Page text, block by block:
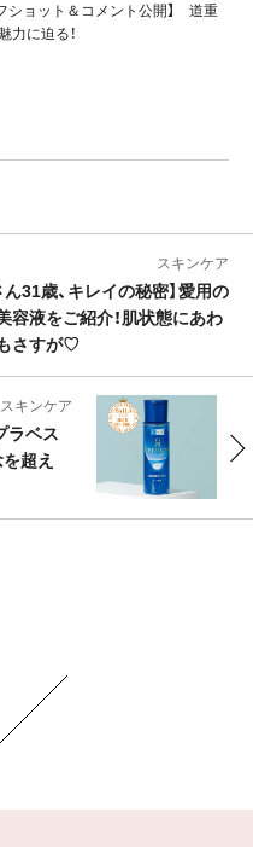
ショット＆コメント公開】 道重
力に迫る！
スキンケア
ん31歳、キレイの秘密】愛用の
容液をご紹介！肌状態にあわ
さすが♡
スキンケア
ラベス
超え